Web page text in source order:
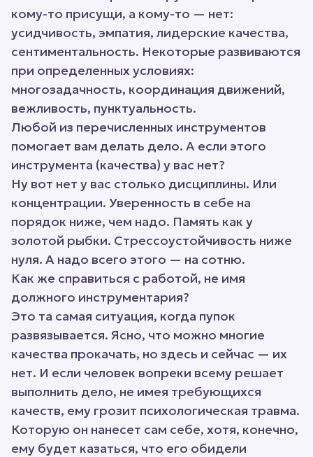
кому-то присущи, а кому-то — нет:
усидчивость, эмпатия, лидерские качества,
сентиментальность. Некоторые развиваются
при определенных условиях:
многозадачность, координация движений,
вежливость, пунктуальность.
Любой из перечисленных инструментов
помогает вам делать дело. А если этого
инструмента (качества) у вас нет?
Ну вот нет у вас столько дисциплины. Или
концентрации. Уверенность в себе на
порядок ниже, чем надо. Память как у
золотой рыбки. Стрессоустойчивость ниже
нуля. А надо всего этого — на сотню.
Как же справиться с работой, не имя
должного инструментария?
Это та самая ситуация, когда пупок
развязывается. Ясно, что можно многие
качества прокачать, но здесь и сейчас — их
нет. И если человек вопреки всему решает
выполнить дело, не имея требующихся
качеств, ему грозит психологическая травма.
Которую он нанесет сам себе, хотя, конечно,
ему будет казаться, что его обидели